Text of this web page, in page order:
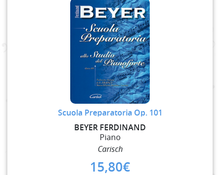
Scuola Preparatoria Op. 101
BEYER FERDINAND
Piano
Carisch
15,80€